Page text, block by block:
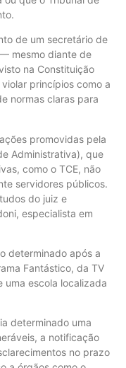
de um secretário de
mesmo diante de
na Constituição
princípios como a
normas claras para
promovidas pela
Administrativa), que
como o TCE, não
servidores públicos.
do juiz e
especialista em
determinado após a
Fantástico, da TV
uma escola localizada
determinado uma
a notificação
no prazo